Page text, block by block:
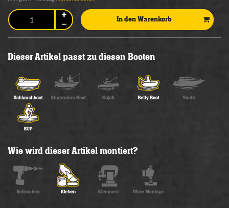
In den Warenkorb
Dieser Artikel passt zu diesen Booten
Wie wird dieser Artikel montiert?